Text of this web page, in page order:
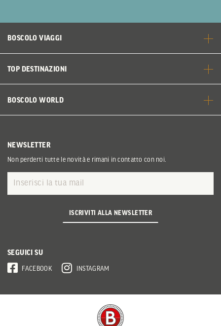
BOSCOLO VIAGGI
TOP DESTINAZIONI
BOSCOLO WORLD
NEWSLETTER
Non perderti tutte le novità e rimani in contatto con noi.
ISCRIVITI ALLA NEWSLETTER
SEGUICI SU
FACEBOOK INSTAGRAM